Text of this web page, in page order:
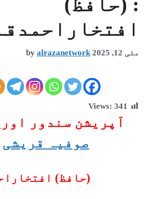
مئی 12, 2025 by alrazanetwork
Views: 341
آپریشن سندور اور
صوفیہ قریشی
(حافظ)